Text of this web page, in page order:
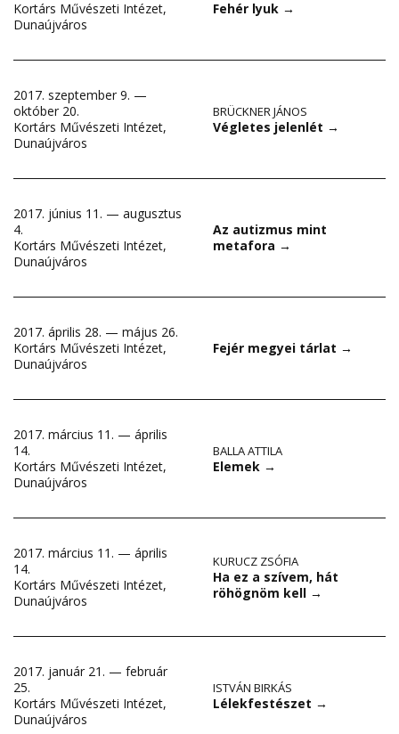
Kortárs Művészeti Intézet,
Dunaújváros
Fehér lyuk →
2017. szeptember 9. —
október 20.
Kortárs Művészeti Intézet,
Dunaújváros
BRÜCKNER JÁNOS
Végletes jelenlét →
2017. június 11. — augusztus
4.
Kortárs Művészeti Intézet,
Dunaújváros
Az autizmus mint
metafora →
2017. április 28. — május 26.
Kortárs Művészeti Intézet,
Dunaújváros
Fejér megyei tárlat →
2017. március 11. — április
14.
Kortárs Művészeti Intézet,
Dunaújváros
BALLA ATTILA
Elemek →
2017. március 11. — április
14.
Kortárs Művészeti Intézet,
Dunaújváros
KURUCZ ZSÓFIA
Ha ez a szívem, hát
röhögnöm kell →
2017. január 21. — február
25.
Kortárs Művészeti Intézet,
Dunaújváros
ISTVÁN BIRKÁS
Lélekfestészet →